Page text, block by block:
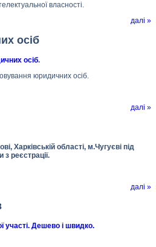
власності.
далі »
осіб
осіб.
юридичних осіб.
далі »
Харківській області, м.Чугуєві під
реєстрації.
далі »
участі. Дешево і швидко.